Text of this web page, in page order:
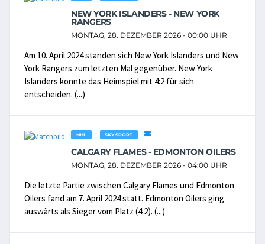
NEW YORK ISLANDERS - NEW YORK
RANGERS
MONTAG, 28. DEZEMBER 2026 - 00:00 UHR
Am 10. April 2024 standen sich New York Islanders und New
York Rangers zum letzten Mal gegenüber. New York
Islanders konnte das Heimspiel mit 4:2 für sich
entscheiden. (...)
NHL SKY SPORT
CALGARY FLAMES - EDMONTON OILERS
MONTAG, 28. DEZEMBER 2026 - 04:00 UHR
Die letzte Partie zwischen Calgary Flames und Edmonton
Oilers fand am 7. April 2024 statt. Edmonton Oilers ging
auswärts als Sieger vom Platz (4:2). (...)